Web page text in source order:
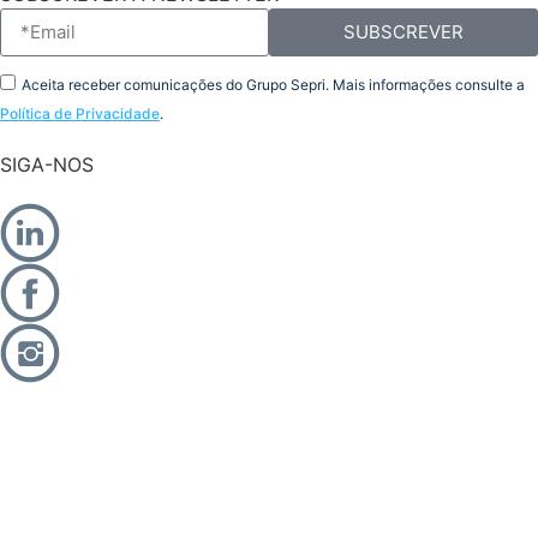
Aceita receber comunicações do Grupo Sepri. Mais informações consulte a
Política de Privacidade.
SUBSCREVER
SIGA-NOS